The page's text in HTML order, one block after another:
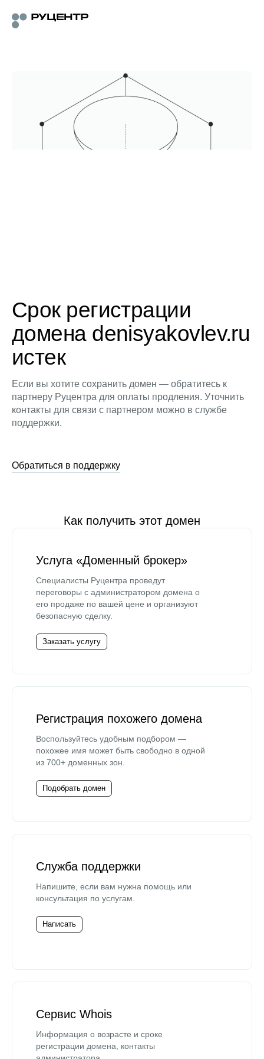
Срок регистрации
домена denisyakovlev.ru
истек
Если вы хотите сохранить домен — обратитесь к
партнеру Руцентра для оплаты продления. Уточнить
контакты для связи с партнером можно в службе
поддержки.
Обратиться в поддержку
Как получить этот домен
Услуга «Доменный брокер»
Специалисты Руцентра проведут
переговоры с администратором домена о
его продаже по вашей цене и организуют
безопасную сделку.
Заказать услугу
Регистрация похожего домена
Воспользуйтесь удобным подбором —
похожее имя может быть свободно в одной
из 700+ доменных зон.
Подобрать домен
Служба поддержки
Напишите, если вам нужна помощь или
консультация по услугам.
Написать
Сервис Whois
Информация о возрасте и сроке
регистрации домена, контакты